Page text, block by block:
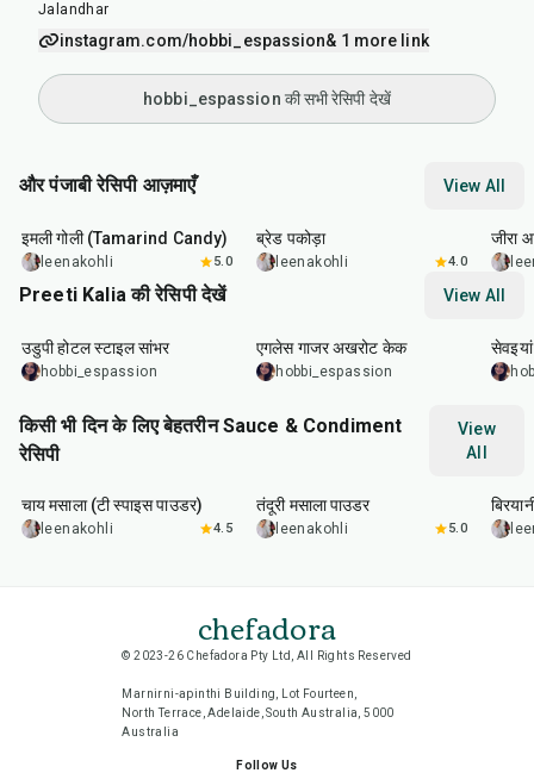
Jalandhar
instagram.com/hobbi_espassion& 1 more link
hobbi_espassion की सभी रेसिपी देखें
और पंजाबी रेसिपी आज़माएँ View All
1
इमली गोली (Tamarind Candy)
leenakohli 5.0
ब्रेड पकोड़ा
leenakohli 4.0
जीरा
Preeti Kalia की रेसिपी देखें View All
उडुपी होटल स्टाइल सांभर
hobbi_espassion
एगलेस गाजर अखरोट केक
hobbi_espassion
किसी भी दिन के लिए बेहतरीन Sauce & Condiment
रेसिपी
View
All
15min
चाय मसाला (टी स्पाइस पाउडर)
leenakohli 4.5
तंदूरी मसाला पाउडर
leenakohli 5.0
chefadora
© 2023-26 Chefadora Pty Ltd, All Rights Reserved
Marnirni-apinthi Building, Lot Fourteen,
North Terrace, Adelaide, South Australia, 5000
Australia
Follow Us